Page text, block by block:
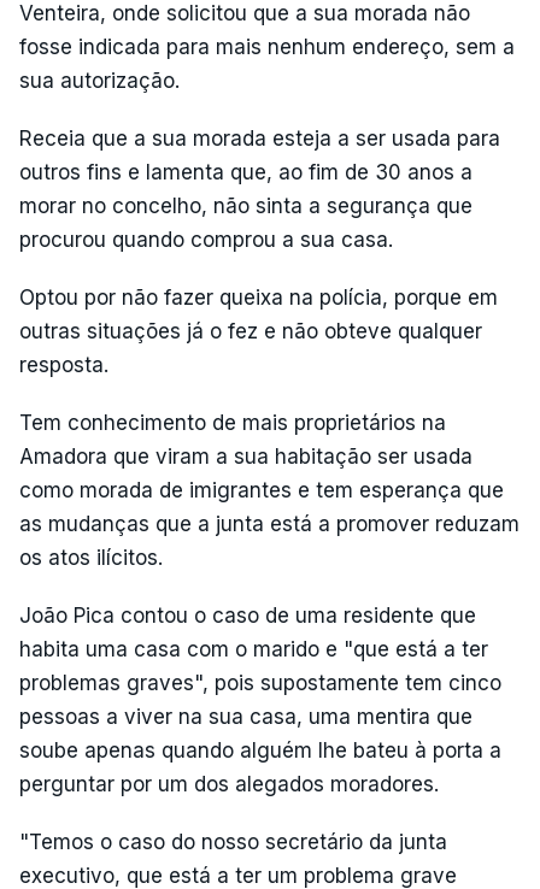
Venteira, onde solicitou que a sua morada não
fosse indicada para mais nenhum endereço, sem a
sua autorização.
Receia que a sua morada esteja a ser usada para
outros fins e lamenta que, ao fim de 30 anos a
morar no concelho, não sinta a segurança que
procurou quando comprou a sua casa.
Optou por não fazer queixa na polícia, porque em
outras situações já o fez e não obteve qualquer
resposta.
Tem conhecimento de mais proprietários na
Amadora que viram a sua habitação ser usada
como morada de imigrantes e tem esperança que
as mudanças que a junta está a promover reduzam
os atos ilícitos.
João Pica contou o caso de uma residente que
habita uma casa com o marido e "que está a ter
problemas graves", pois supostamente tem cinco
pessoas a viver na sua casa, uma mentira que
soube apenas quando alguém lhe bateu à porta a
perguntar por um dos alegados moradores.
"Temos o caso do nosso secretário da junta
executivo, que está a ter um problema grave